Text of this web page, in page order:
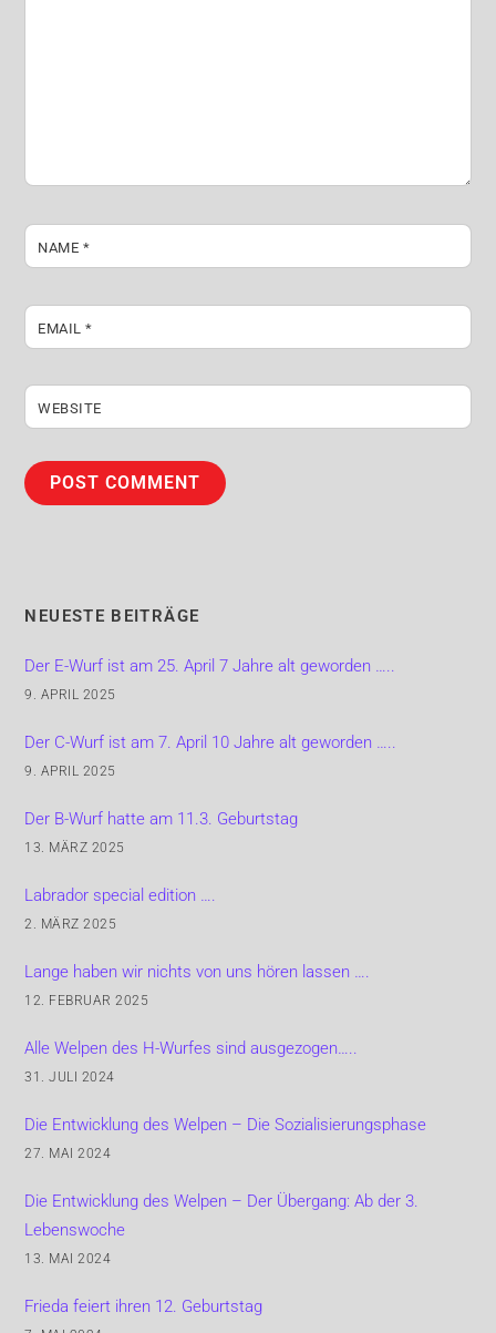
NAME *
EMAIL*
WEBSITE
NEUESTE BEITRÄGE
Der E-Wurf ist am 25. April 7 Jahre alt geworden …..
9. APRIL 2025
Der C-Wurf ist am 7. April 10 Jahre alt geworden …..
9. APRIL 2025
Der B-Wurf hatte am 11.3. Geburtstag
13. MÄRZ 2025
Labrador special edition ….
2. MÄRZ 2025
Lange haben wir nichts von uns hören lassen ….
12. FEBRUAR 2025
Alle Welpen des H-Wurfes sind ausgezogen…..
31. JULI 2024
Die Entwicklung des Welpen – Die Sozialisierungsphase
27. MAI 2024
Die Entwicklung des Welpen – Der Übergang: Ab der 3.
Lebenswoche
13. MAI 2024
Frieda feiert ihren 12. Geburtstag